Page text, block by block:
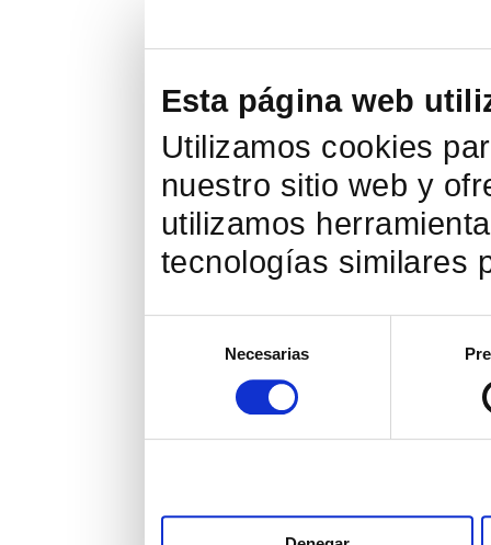
Esta página web
Utilizamos cookies
nuestro sitio web y
utilizamos
tecnologías similares
consentimiento
Necesarias